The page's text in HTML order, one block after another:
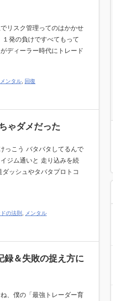
リスク管理ってのはかかせ
発の負けですべてもって
ディーラー時代にトレード
メンタル 回復
ゃダメだった
っこう バタバタしてるんで
ジム通いと 走り込みを続
ッシュやタバタプロトコ
の法則
メンタル
録＆失敗の捉え方に
、僕の「最強トレーダー育